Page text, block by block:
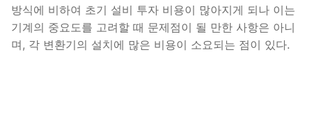
방식에 비하여 초기 설비 투자 비용이 많아지게 되나 이는
기계의 중요도를 고려할 때 문제점이 될 만한 사항은 아니
며, 각 변환기의 설치에 많은 비용이 소요되는 점이 있다.